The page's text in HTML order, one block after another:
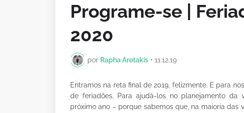
Programe-se |
2020
por Rapha Aretakis • 11.12.19
Entramos na reta final de 2019, felizmente. E para
de feriadões. Para ajudá-los no planejamento
próximo ano – porque sabemos que, na maioria das